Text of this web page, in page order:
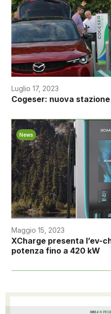
Luglio 17, 2023
Cogeser: nuova
News
Maggio 15, 2023
XCharge presenta l’ev-
potenza fino a 420 kW